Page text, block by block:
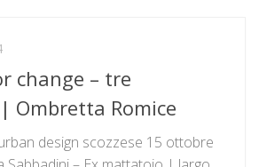
change – tre
Ombretta Romice
design scozzese 15 ottobre